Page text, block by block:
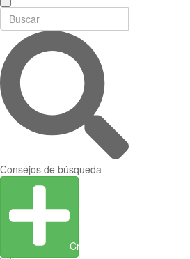
Consejos de búsqueda
Crear entidad